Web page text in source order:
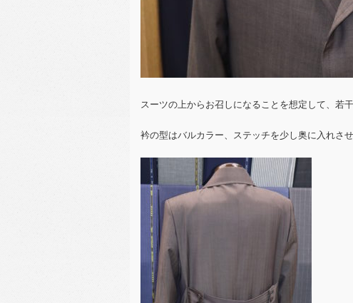
スーツの上からお召しになることを想定して、若
衿の型はバルカラー、ステッチを少し奥に入れさ